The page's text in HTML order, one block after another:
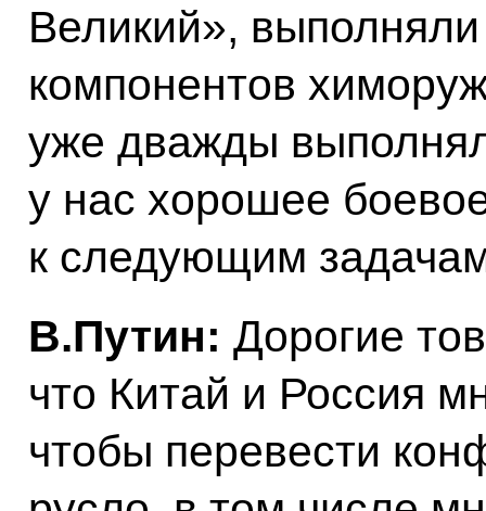
Великий»,
компонентов
уже дважды
у нас хорошее
к следующим
В.Путин: Дорогие
что Китай и Россия
чтобы перевести